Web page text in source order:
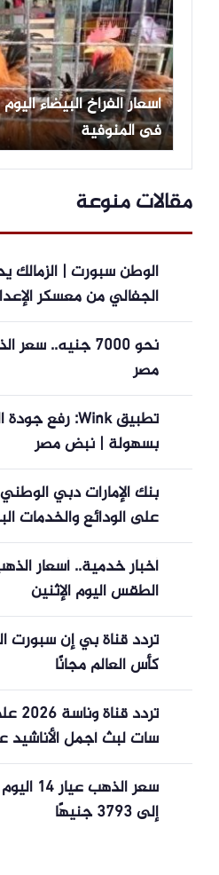
فى المنوفية
مقالات منوعة
الوطن سبورت |
الجفالي من معسكر
مصر
بسهولة | نبض مصر
بنك الإمارات دبي
على الودائع والخدمات
أخبار خدمية.. أسعار
الطقس اليوم الإثنين
تردد قناة بي إن سبورت
كأس العالم مجانًا
سات لبث أجمل الأناشيد
إلى 3793 جنيهًا